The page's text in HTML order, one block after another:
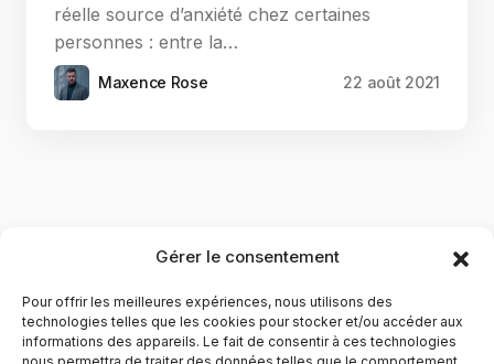
Gérer le consentement
Pour offrir les meilleures expériences, nous utilisons des
technologies telles que les cookies pour stocker et/ou accéder aux
informations des appareils. Le fait de consentir à ces technologies
réelle source d’anxiété chez certaines
personnes : entre la…
Maxence Rose 22 août 2021